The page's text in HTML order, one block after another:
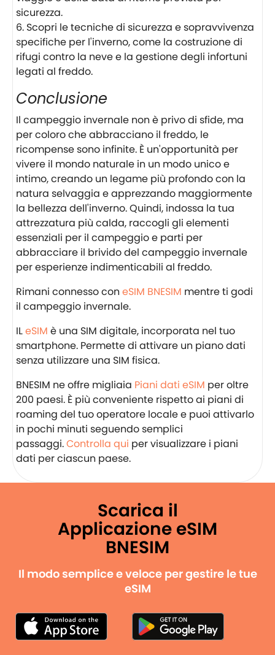
sicurezza.
Scopri le tecniche di sicurezza e sopravvivenza
specifiche per l'inverno, come la costruzione di
rifugi contro la neve e la gestione degli infortuni
legati al freddo.
Conclusione
Il campeggio invernale non è privo di sfide, ma
per coloro che abbracciano il freddo, le
ricompense sono infinite. È un'opportunità per
vivere il mondo naturale in un modo unico e
intimo, creando un legame più profondo con la
natura selvaggia e apprezzando maggiormente
la bellezza dell'inverno. Quindi, indossa la tua
attrezzatura più calda, raccogli gli elementi
essenziali per il campeggio e parti per
abbracciare il brivido del campeggio invernale
per esperienze indimenticabili al freddo.
Rimani connesso con eSIM BNESIM mentre ti godi
il campeggio invernale.
ILeSIM è una SIM digitale, incorporata nel tuo
smartphone. Permette di attivare un piano dati
senza utilizzare una SIM fisica.
BNESIM ne offre migliaia Piani dati eSIM per oltre
200 paesi. È più conveniente rispetto ai piani di
roaming del tuo operatore locale e puoi attivarlo
in pochi minuti seguendo semplici
passaggi.Controlla qui per visualizzare i piani
dati per ciascun paese.
Scarica il
Applicazione eSIM
BNESIM
Il modo semplice e veloce per gestire le tue
eSIM